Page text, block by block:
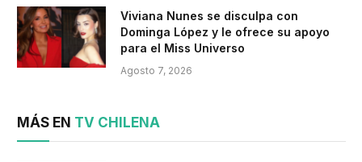
Viviana Nunes se disculpa con
Dominga López y le ofrece su apoyo
para el Miss Universo
Agosto 7, 2026
MÁS EN TV CHILENA